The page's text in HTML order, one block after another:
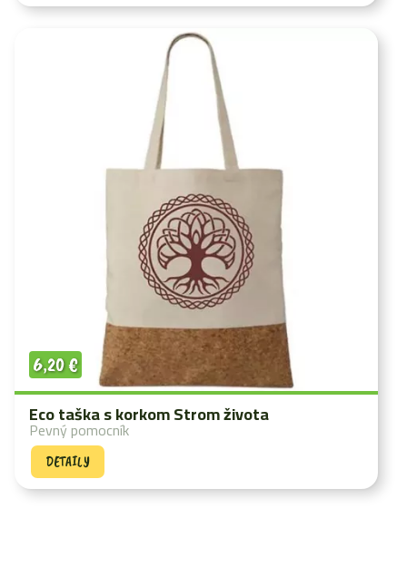
Eco taška s korkom Strom života
6,20€
Pevný pomocník
DETAILY